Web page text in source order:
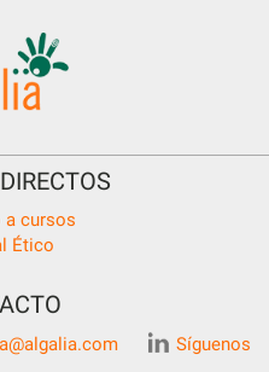
a cursos
Ético
Síguenos